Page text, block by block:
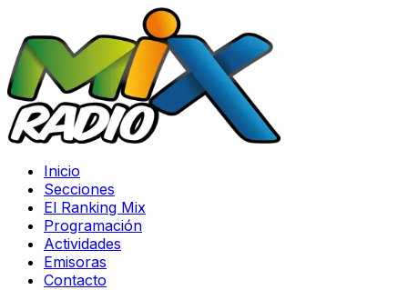
Inicio
Secciones
El Ranking Mix
Programación
Actividades
Emisoras
Contacto